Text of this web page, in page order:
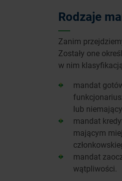
Rodzaje
Zanim
Zostały one
w nim
mandat
lub
mandat
mającym
mandat
wątpliwości.